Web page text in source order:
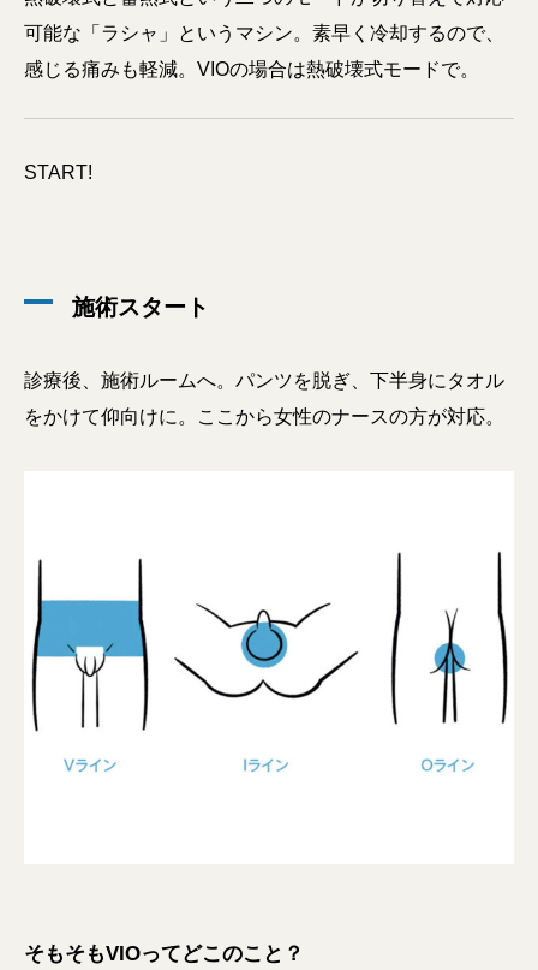
可能な「ラシャ」というマシン。素早く冷却するので、
感じる痛みも軽減。VIOの場合は熱破壊式モードで。
START!
施術スタート
診療後、施術ルームへ。パンツを脱ぎ、下半身にタオル
をかけて仰向けに。ここから女性のナースの方が対応。
そもそもVIOってどこのこと？